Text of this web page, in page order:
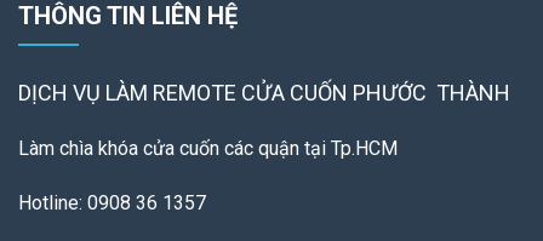
THÔNG TIN LIÊN HỆ
DỊCH VỤ LÀM REMOTE CỬA CUỐN PHƯỚC THÀNH
Làm chìa khóa cửa cuốn các quận tại Tp.HCM
Hotline: 0908 36 1357